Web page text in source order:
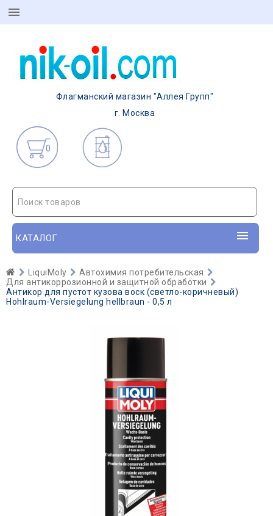
Флагманский магазин "Аллея Групп"
г. Москва
0
Поиск товаров
КАТАЛОГ
LiquiMoly
Автохимия потребительская
Для антикоррозионной и защитной обработки
Антикор для пустот кузова воск (светло-коричневый)
Hohlraum-Versiegelung hellbraun - 0,5 л